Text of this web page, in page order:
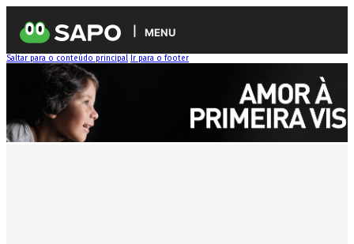
MENU
Saltar para o conteúdo principal Ir para o footer